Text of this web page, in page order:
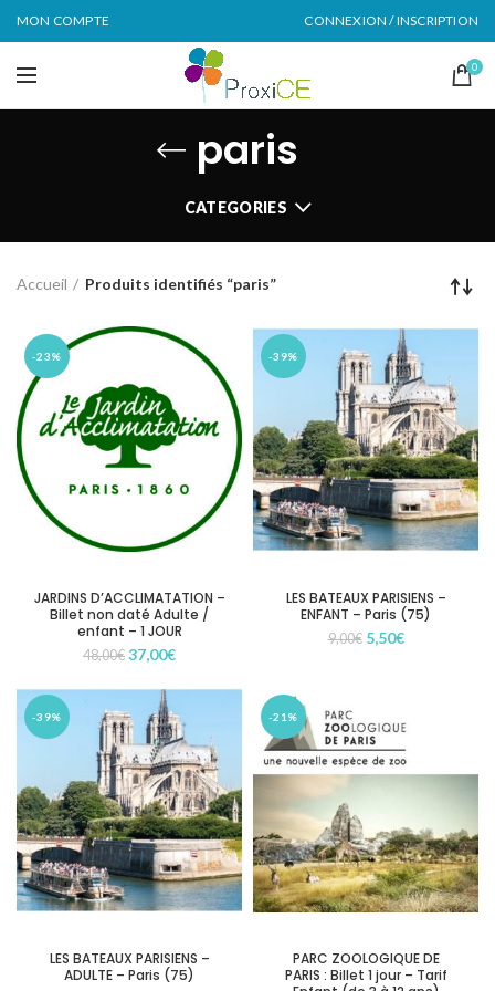
MON COMPTE CONNEXION / INSCRIPTION
0
paris
CATEGORIES
Accueil Produits identifiés “paris”
-23%
JARDINS D’ACCLIMATATION –
Billet non daté Adulte /
enfant – 1 JOUR
48,00€ Le
initial
était :
48,00€.
37,00€Le
actuel
est :
37,00€.
-39%
LES BATEAUX PARISIENS –
ENFANT – Paris (75)
9,00€ Le
5,50€Le
-39%
LES BATEAUX PARISIENS –
ADULTE – Paris (75)
-21%
PARC ZOOLOGIQUE DE
PARIS : Billet 1 jour – Tarif